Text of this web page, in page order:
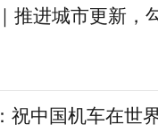
推进城市更新，
中国机车在世